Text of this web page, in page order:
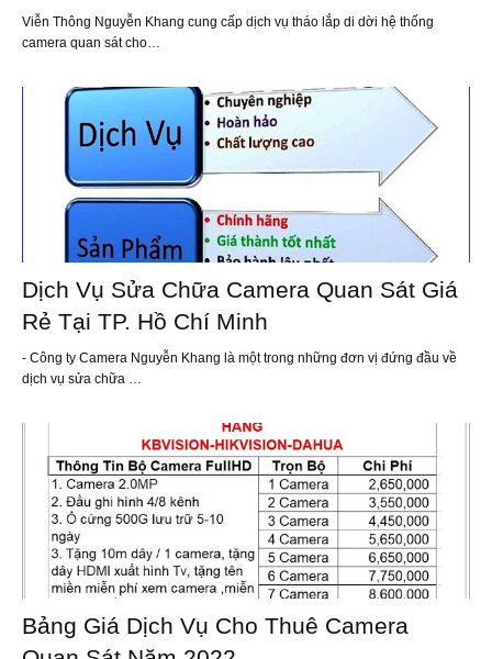
Viễn Thông Nguyễn Khang cung cấp dịch vụ tháo lắp di dời hệ thống
camera quan sát cho…
Dịch Vụ Sửa Chữa Camera Quan Sát Giá
Rẻ Tại TP. Hồ Chí Minh
- Công ty Camera Nguyễn Khang là một trong những đơn vị đứng đầu về
dịch vụ sửa chữa …
Bảng Giá Dịch Vụ Cho Thuê Camera